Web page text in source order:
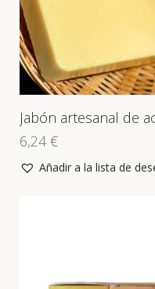
Jabón artesanal de
6,24 €
Añadir a la lista de